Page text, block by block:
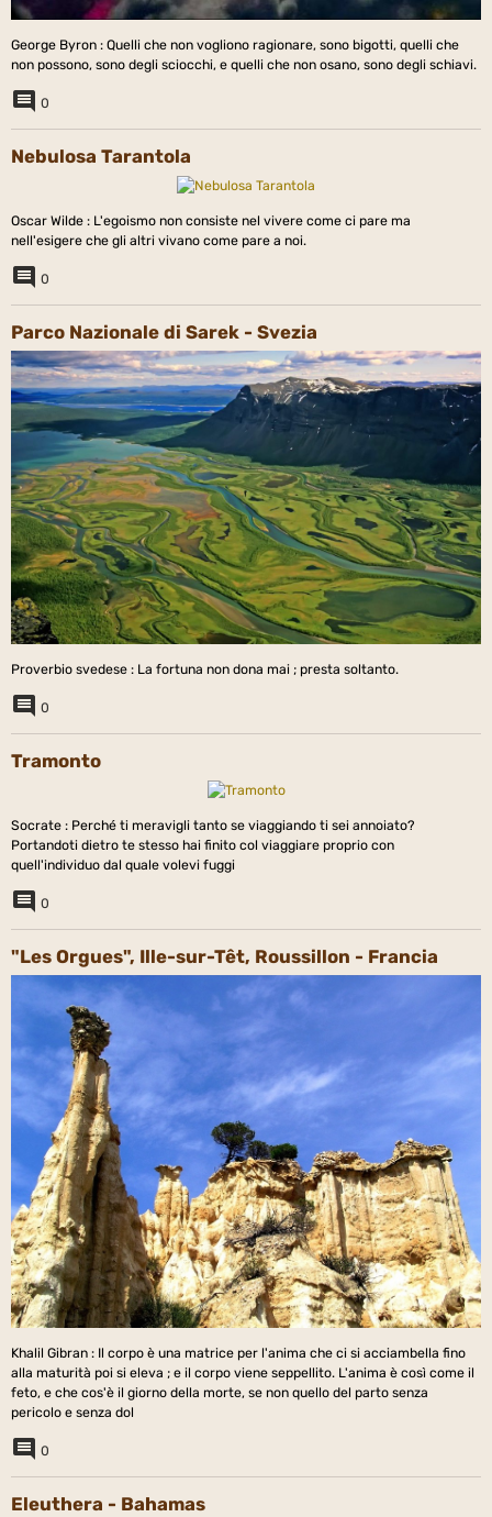
George Byron : Quelli che non vogliono ragionare, sono bigotti, quelli che
non possono, sono degli sciocchi, e quelli che non osano, sono degli schiavi.
0
Nebulosa Tarantola
Oscar Wilde : L'egoismo non consiste nel vivere come ci pare ma
nell'esigere che gli altri vivano come pare a noi.
0
Parco Nazionale di Sarek - Svezia
Proverbio svedese : La fortuna non dona mai ; presta soltanto.
0
Tramonto
Socrate : Perché ti meravigli tanto se viaggiando ti sei annoiato?
Portandoti dietro te stesso hai finito col viaggiare proprio con
quell'individuo dal quale volevi fuggi
0
"Les Orgues", Ille-sur-Têt, Roussillon - Francia
Khalil Gibran : Il corpo è una matrice per l'anima che ci si acciambella fino
alla maturità poi si eleva ; e il corpo viene seppellito. L'anima è così come il
feto, e che cos'è il giorno della morte, se non quello del parto senza
pericolo e senza dol
0
Eleuthera - Bahamas